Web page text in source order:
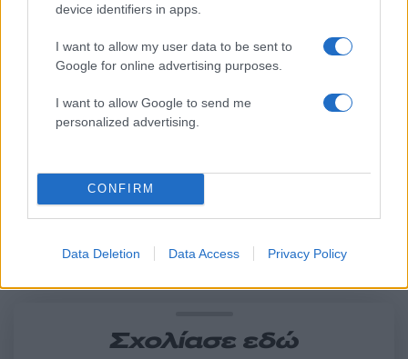
device identifiers in apps.
I want to allow my user data to be sent to
Google for online advertising purposes.
I want to allow Google to send me
personalized advertising.
CONFIRM
Data Deletion Data Access Privacy Policy
Σχόλια
Σχολίασε εδώ
Marfin: Απολογείται
σήμερα η 46χρονη που
έφτασε από τη Βρετανία –
εμπλέκουν
Προσωρινά
δήμαρχος, ο μηχανικός
Ξηρονομή